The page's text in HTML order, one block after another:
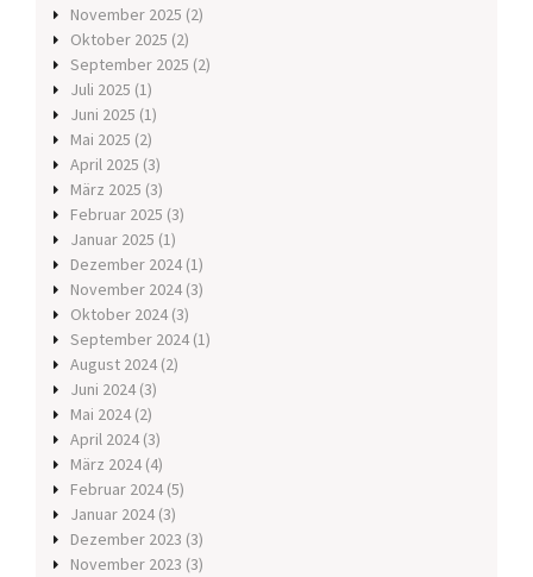
November 2025 (2)
Oktober 2025 (2)
September 2025 (2)
Juli 2025 (1)
Juni 2025 (1)
Mai 2025 (2)
April 2025 (3)
März 2025 (3)
Februar 2025 (3)
Januar 2025 (1)
Dezember 2024 (1)
November 2024 (3)
Oktober 2024 (3)
September 2024 (1)
August 2024 (2)
Juni 2024 (3)
Mai 2024 (2)
April 2024 (3)
März 2024 (4)
Februar 2024 (5)
Januar 2024 (3)
Dezember 2023 (3)
November 2023 (3)